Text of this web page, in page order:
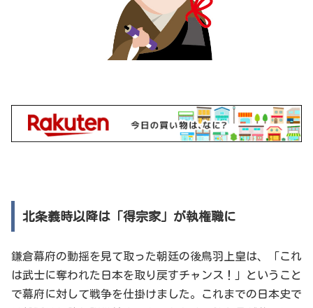
北条義時以降は「得宗家」が執権職に
鎌倉幕府の動揺を見て取った朝廷の後鳥羽上皇は、「これ
は武士に奪われた日本を取り戻すチャンス！」ということ
で幕府に対して戦争を仕掛けました。これまでの日本史で